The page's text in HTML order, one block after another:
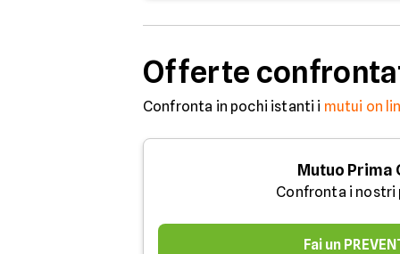
Offerte
Confronta in pochi istanti i mutui on
Mutuo Prima
Confronta i
Fai un